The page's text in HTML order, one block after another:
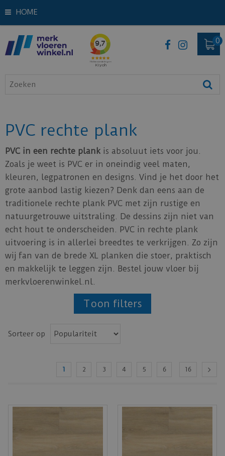
HOME
PVC rechte plank
PVC in een rechte plank is absoluut iets voor jou.
Zoals je weet is PVC er in oneindig veel maten,
kleuren, legpatronen en designs. Vind je het door het
grote aanbod lastig kiezen? Denk dan eens aan de
traditionele rechte plank PVC met zijn rustige en
natuurgetrouwe uitstraling. De dessins zijn niet van
echt hout te onderscheiden. PVC in rechte plank
uitvoering is in allerlei breedtes te verkrijgen. Zo zijn
wij fan van de brede XL planken die stoer, praktisch
en makkelijk te leggen zijn. Bestel jouw vloer bij
merkvloerenwinkel.nl.
Toon filters
Sorteer op
1 2 3 4 5 6 16